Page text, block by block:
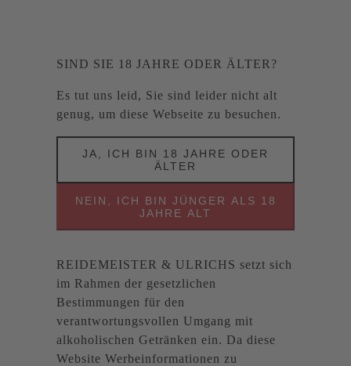
SIND SIE 18 JAHRE ODER ÄLTER?
Es tut uns leid, Sie sind leider nicht alt
genug, um diese Webseite zu besuchen.
JA, ICH BIN 18 JAHRE ODER
ÄLTER
NEIN, ICH BIN JÜNGER ALS 18
JAHRE ALT
REIDEMEISTER & ULRICHS setzt sich
im Rahmen der gesetzlichen
Bestimmungen für den
verantwortungsvollen Umgang mit
alkoholischen Getränken ein. Da diese
Website Werbeinformationen zu